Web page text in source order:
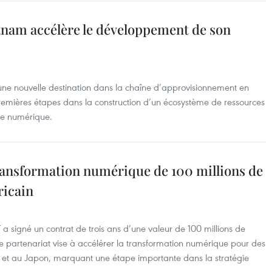
accélère le développement de son
nouvelle destination dans la chaîne d’approvisionnement en
étapes dans la construction d’un écosystème de ressources
numérique.
numérique de 100 millions de
signé un contrat de trois ans d’une valeur de 100 millions de
vise à accélérer la transformation numérique pour des
au Japon, marquant une étape importante dans la stratégie